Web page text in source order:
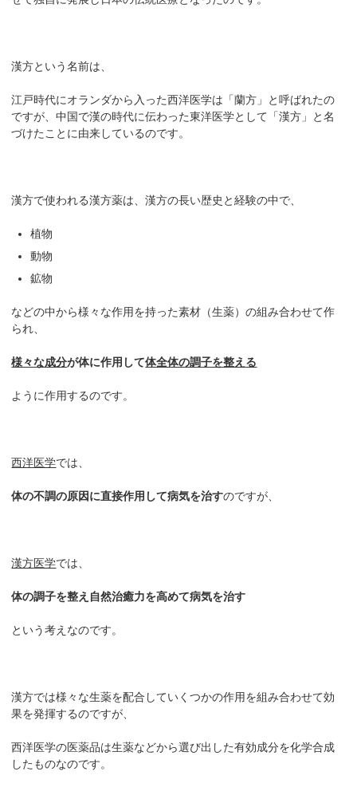
漢方という名前は、
江戸時代にオランダから入った西洋医学は「蘭方」と呼ばれたの
ですが、中国で漢の時代に伝わった東洋医学として「漢方」と名
づけたことに由来しているのです。
漢方で使われる漢方薬は、漢方の長い歴史と経験の中で、
植物
動物
鉱物
などの中から様々な作用を持った素材（生薬）の組み合わせて作
られ、
様々な成分が体に作用して体全体の調子を整える
ように作用するのです。
西洋医学では、
体の不調の原因に直接作用して病気を治すのですが、
漢方医学では、
体の調子を整え自然治癒力を高めて病気を治す
という考えなのです。
漢方では様々な生薬を配合していくつかの作用を組み合わせて効
果を発揮するのですが、
西洋医学の医薬品は生薬などから選び出した有効成分を化学合成
したものなのです。